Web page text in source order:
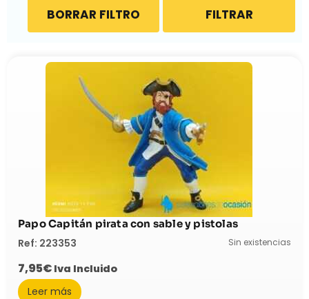
FILTRAR
BORRAR FILTRO
Papo Capitán pirata con sable y pistolas
Ref: 223353 Sin existencias
7,95€ Iva Incluido
Leer más